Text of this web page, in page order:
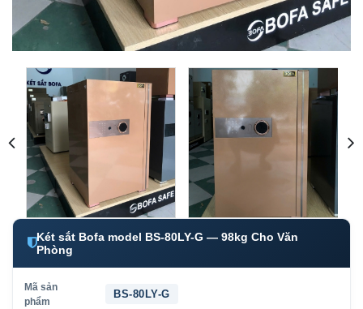
Két sắt Bofa model BS-80LY-G — 98kg Cho Văn
Phòng
Mã sản
phẩm
BS-80LY-G